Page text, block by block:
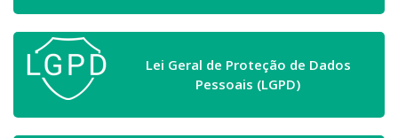
Lei Geral de Proteção de Dados
Pessoais (LGPD)